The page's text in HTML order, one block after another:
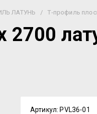
ЛАТУНЬ / Т-профиль
Артикул: PVL36-01